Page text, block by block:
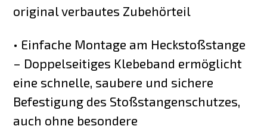
original verbautes Zubehörteil
• Einfache Montage am Heckstoßstange
– Doppelseitiges Klebeband ermöglicht
eine schnelle, saubere und sichere
Befestigung des Stoßstangenschutzes,
auch ohne besondere